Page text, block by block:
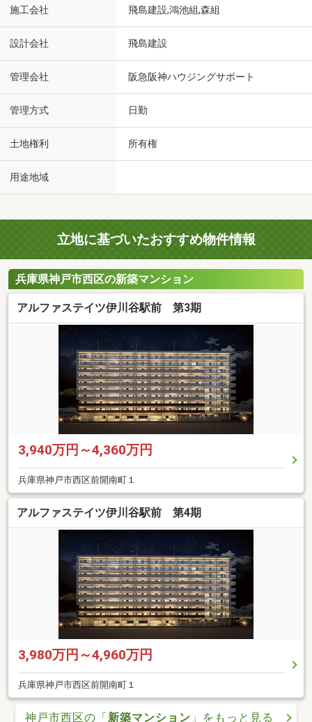
施工会社 飛島建設,鴻池組,森組
設計会社 飛島建設
管理会社 阪急阪神ハウジングサポート
管理方式 日勤
土地権利 所有権
用途地域
立地に基づいたおすすめ物件情報
兵庫県神戸市西区の新築マンション
アルファステイツ伊川谷駅前 第3期
3,940万円～4,360万円
兵庫県神戸市西区前開南町１
アルファステイツ伊川谷駅前 第4期
3,980万円～4,960万円
兵庫県神戸市西区前開南町１
神戸市西区の「新築マンション 」をもっと見る